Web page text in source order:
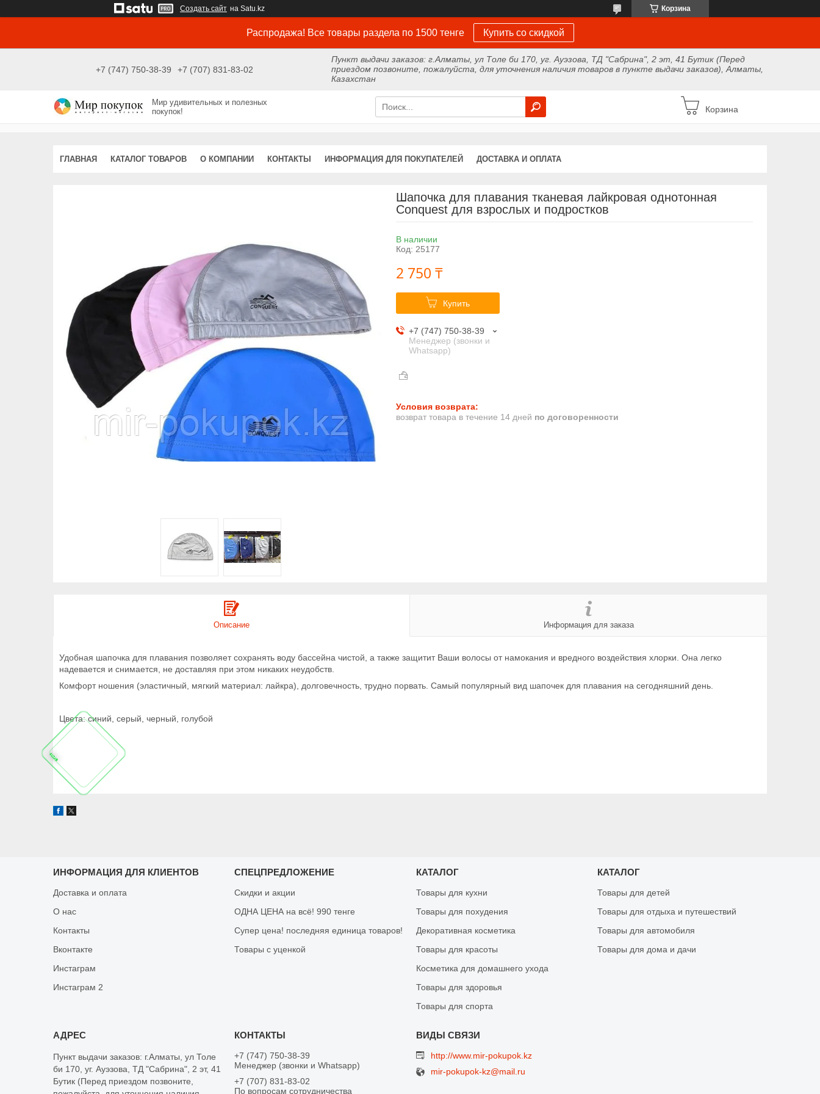
Создать сайт на Satu.kz Корзина
Распродажа! Все товары раздела по 1500 тенге Купить со скидкой
+7 (747) 750-38-39 +7 (707) 831-83-02
Пункт выдачи заказов: г.Алматы, ул Толе би 170, уг. Ауэзова, ТД "Сабрина", 2 эт, 41 Бутик (Перед
приездом позвоните, пожалуйста, для уточнения наличия товаров в пункте выдачи заказов), Алматы,
Казахстан
Мир удивительных и полезных
покупок!
Корзина
ГЛАВНАЯ КАТАЛОГ ТОВАРОВ О КОМПАНИИ КОНТАКТЫ ИНФОРМАЦИЯ ДЛЯ ПОКУПАТЕЛЕЙ ДОСТАВКА И ОПЛАТА
Шапочка для плавания тканевая лайкровая однотонная
Conquest для взрослых и подростков
В наличии
Код: 25177
2 750 ₸
Купить
+7 (747) 750-38-39
Менеджер (звонки и
Whatsapp)
возврат товара в течение 14 дней по договоренности
Описание Информация для заказа
Удобная шапочка для плавания позволяет сохранять воду бассейна чистой, а также защитит Ваши волосы от намокания и вредного воздействия хлорки. Она легко
надевается и снимается, не доставляя при этом никаких неудобств.
Комфорт ношения (эластичный, мягкий материал: лайкра), долговечность, трудно порвать. Самый популярный вид шапочек для плавания на сегодняшний день.
Цвета: синий, серый, черный, голубой
ИНФОРМАЦИЯ ДЛЯ КЛИЕНТОВ
Доставка и оплата
О нас
Контакты
Вконтакте
Инстаграм
Инстаграм 2
СПЕЦПРЕДЛОЖЕНИЕ
Скидки и акции
ОДНА ЦЕНА на всё! 990 тенге
Супер цена! последняя единица товаров!
Товары с уценкой
КАТАЛОГ
Товары для кухни
Товары для похудения
Декоративная косметика
Товары для красоты
Косметика для домашнего ухода
Товары для здоровья
Товары для спорта
КАТАЛОГ
Товары для детей
Товары для отдыха и путешествий
Товары для автомобиля
Товары для дома и дачи
Пункт выдачи заказов: г.Алматы, ул Толе
би 170, уг. Ауэзова, ТД "Сабрина", 2 эт, 41
Бутик (Перед приездом позвоните,
+7 (747) 750-38-39
Менеджер (звонки и Whatsapp)
+7 (707) 831-83-02
По вопросам сотрудничества
http://www.mir-pokupok.kz
mir-pokupok-kz@mail.ru